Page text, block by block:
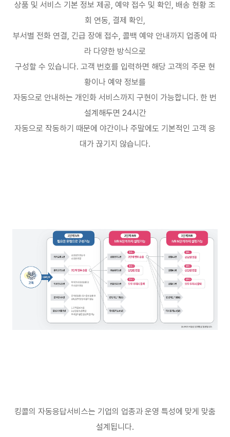
상품 및 서비스 기본 정보 제공, 예약 접수 및 확인, 배송 현황 조
회 연동, 결제 확인,
부서별 전화 연결, 긴급 장애 접수, 콜백 예약 안내까지 업종에 따
라 다양한 방식으로
구성할 수 있습니다. 고객 번호를 입력하면 해당 고객의 주문 현
황이나 예약 정보를
자동으로 안내하는 개인화 서비스까지 구현이 가능합니다. 한 번
설계해두면 24시간
자동으로 작동하기 때문에 야간이나 주말에도 기본적인 고객 응
대가 끊기지 않습니다.
킹콜의 자동응답서비스는 기업의 업종과 운영 특성에 맞게 맞춤
설계됩니다.